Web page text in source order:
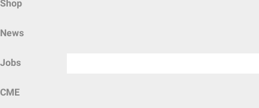
Shop
News
Jobs
CME